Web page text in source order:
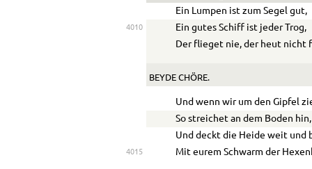
Ein Lumpen ist zum Segel gut,
4010
Ein gutes Schiff ist jeder Trog,
Der flieget nie, der heut nicht
BEYDE CHÖRE.
Und wenn wir um den Gipfel
So streichet an dem Boden hin,
Und deckt die Heide weit und
4015 Mit eurem Schwarm der